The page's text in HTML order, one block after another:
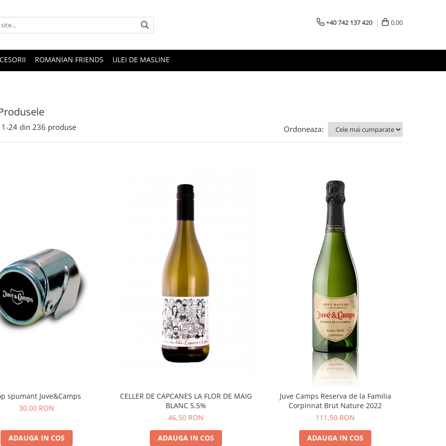
+40 742 137 420 0,00
ROMANIAN FRIENDS ULEI DE MASLINE
1-24 din 236 produse Ordoneaza:
spumant Juve&Camps
30,00 RON
ADAUGA IN COS
CELLER DE CAPCANES LA FLOR DE MAIG
BLANC 5.5%
46,50 RON
ADAUGA IN COS
Juve Camps Reserva de la Familia
Corpinnat Brut Nature 2022
111,50 RON
ADAUGA IN COS